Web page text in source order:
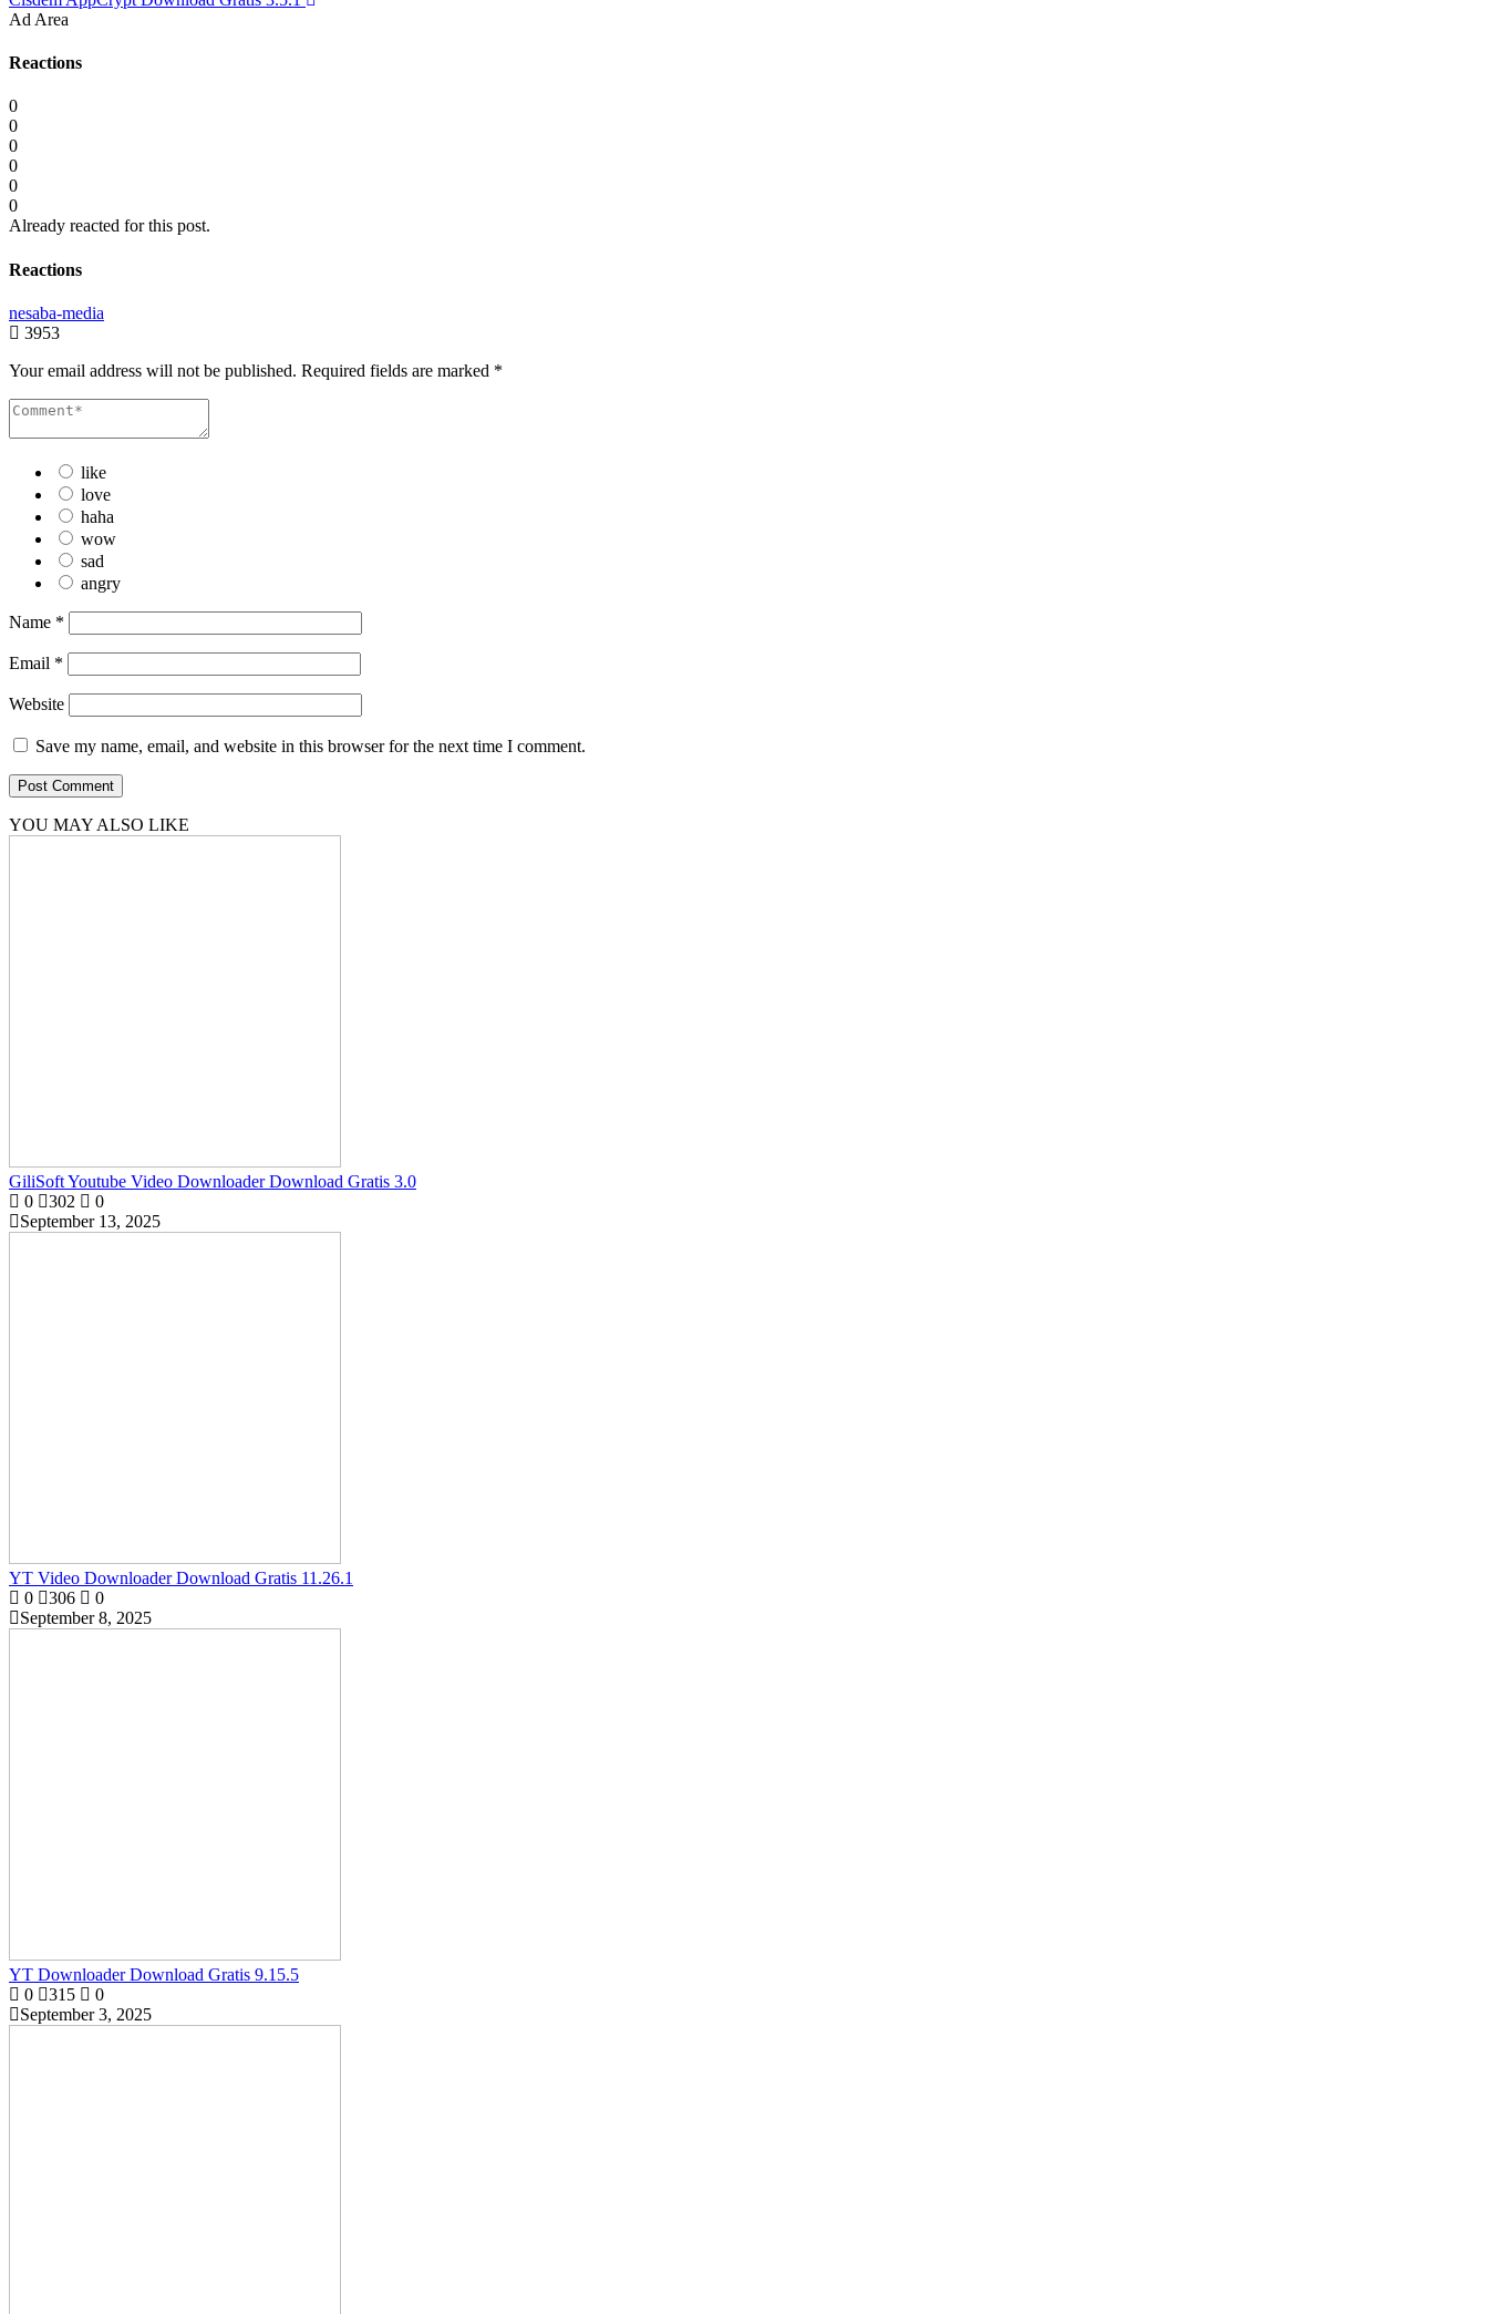
Ad Area
Reactions
0
0
0
0
0
0
Already reacted for this post.
Reactions
nesaba-media
3953
Your email address will not be published. Required fields are marked *
like
love
haha
wow
sad
angry
Name *
Email *
Website
Save my name, email, and website in this browser for the next time I comment.
YOU MAY ALSO LIKE
GiliSoft Youtube Video Downloader Download Gratis 3.0
0
302
0
September 13, 2025
YT Video Downloader Download Gratis 11.26.1
0
306
0
September 8, 2025
YT Downloader Download Gratis 9.15.5
0
315
0
September 3, 2025